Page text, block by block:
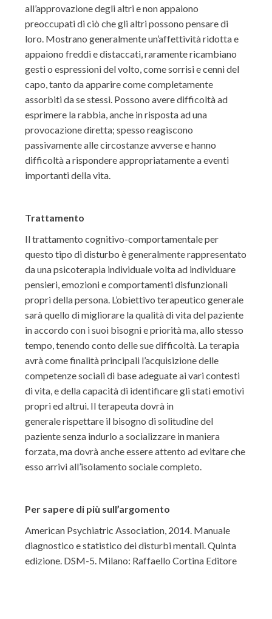
all’approvazione degli altri e non appaiono
preoccupati di ciò che gli altri possono pensare di
loro. Mostrano generalmente un’affettività ridotta e
appaiono freddi e distaccati, raramente ricambiano
gesti o espressioni del volto, come sorrisi e cenni del
capo, tanto da apparire come completamente
assorbiti da se stessi. Possono avere difficoltà ad
esprimere la rabbia, anche in risposta ad una
provocazione diretta; spesso reagiscono
passivamente alle circostanze avverse e hanno
difficoltà a rispondere appropriatamente a eventi
importanti della vita.
Trattamento
Il trattamento cognitivo-comportamentale per
questo tipo di disturbo è generalmente rappresentato
da una psicoterapia individuale volta ad individuare
pensieri, emozioni e comportamenti disfunzionali
propri della persona. L’obiettivo terapeutico generale
sarà quello di migliorare la qualità di vita del paziente
in accordo con i suoi bisogni e priorità ma, allo stesso
tempo, tenendo conto delle sue difficoltà. La terapia
avrà come finalità principali l’acquisizione delle
competenze sociali di base adeguate ai vari contesti
di vita, e della capacità di identificare gli stati emotivi
propri ed altrui. Il terapeuta dovrà in
generale rispettare il bisogno di solitudine del
paziente senza indurlo a socializzare in maniera
forzata, ma dovrà anche essere attento ad evitare che
esso arrivi all’isolamento sociale completo.
Per sapere di più sull’argomento
American Psychiatric Association, 2014. Manuale
diagnostico e statistico dei disturbi mentali. Quinta
edizione. DSM-5. Milano: Raffaello Cortina Editore